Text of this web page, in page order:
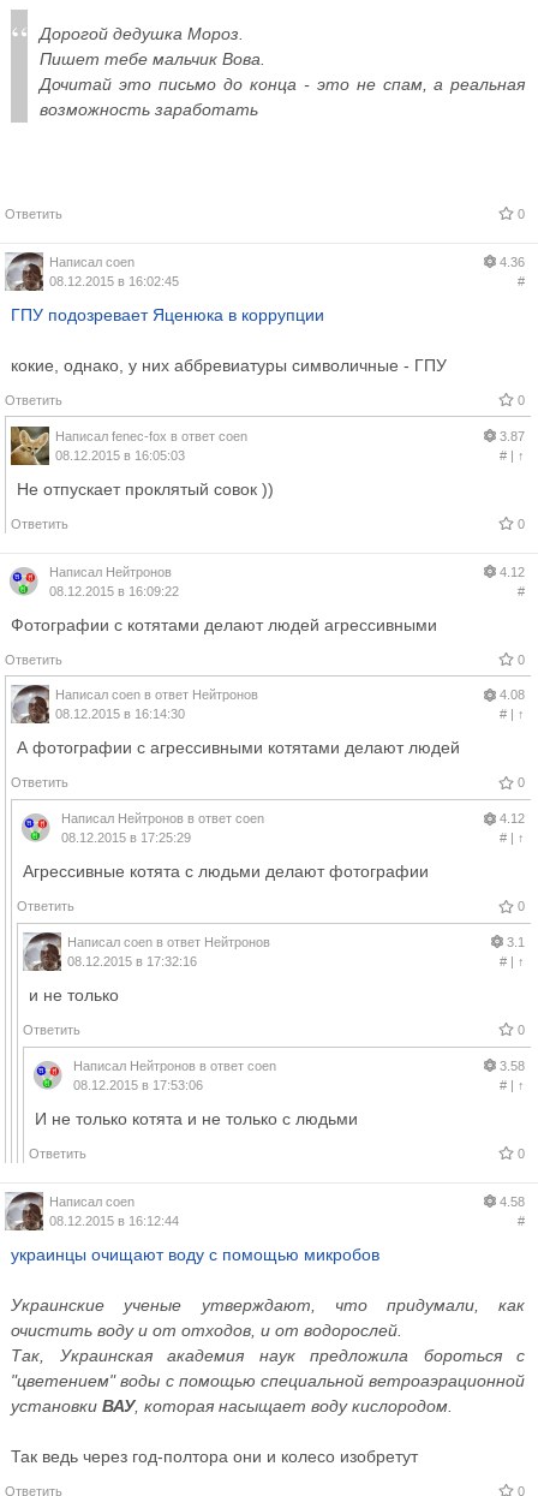
Дорогой дедушка Мороз.
Пишет тебе мальчик Вова.
Дочитай это письмо до конца - это не спам, а реальная
возможность заработать
Ответить 0
Написал coen
08.12.2015 в 16:02:45
4.36
#
ГПУ подозревает Яценюка в коррупции
кокие, однако, у них аббревиатуры символичные - ГПУ
Ответить 0
Написал fenec-fox в ответ coen
08.12.2015 в 16:05:03
3.87
#| ↑
Не отпускает проклятый совок ))
Ответить 0
Написал Нейтронов
08.12.2015 в 16:09:22
4.12
#
Фотографии с котятами делают людей агрессивными
Ответить 0
Написал coen в ответ Нейтронов
08.12.2015 в 16:14:30
4.08
#| ↑
А фотографии с агрессивными котятами делают людей
Ответить 0
Написал Нейтронов в ответ coen
08.12.2015 в 17:25:29
4.12
#| ↑
Агрессивные котята с людьми делают фотографии
Ответить 0
Написал coen в ответ Нейтронов
08.12.2015 в 17:32:16
3.1
#| ↑
и не только
Ответить 0
Написал Нейтронов в ответ coen
08.12.2015 в 17:53:06
3.58
#| ↑
И не только котята и не только с людьми
Ответить 0
Написал coen
08.12.2015 в 16:12:44
4.58
#
украинцы очищают воду с помощью микробов
Украинские ученые утверждают, что придумали, как
очистить воду и от отходов, и от водорослей.
Так, Украинская академия наук предложила бороться с
"цветением" воды с помощью специальной ветроаэрационной
установки ВАУ, которая насыщает воду кислородом.
Так ведь через год-полтора они и колесо изобретут
Ответить 0